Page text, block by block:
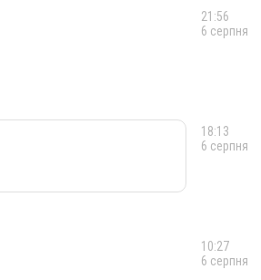
21:56
6 серпня
18:13
6 серпня
10:27
6 серпня